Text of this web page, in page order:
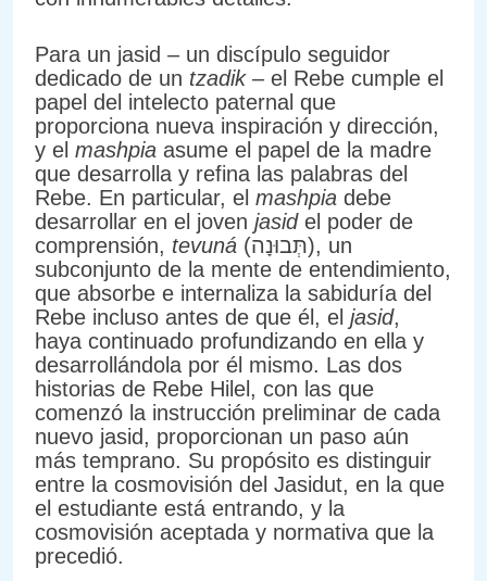
Para un jasid – un discípulo seguidor
dedicado de un tzadik– el Rebe cumple el
papel del intelecto paternal que
proporciona nueva inspiración y dirección,
y el mashpia asume el papel de la madre
que desarrolla y refina las palabras del
Rebe. En particular, el mashpia debe
desarrollar en el joven jasidel poder de
comprensión, tevuná (תְּבוּנָה), un
subconjunto de la mente de entendimiento,
que absorbe e internaliza la sabiduría del
Rebe incluso antes de que él, el jasid,
haya continuado profundizando en ella y
desarrollándola por él mismo. Las dos
historias de Rebe Hilel, con las que
comenzó la instrucción preliminar de cada
nuevo jasid, proporcionan un paso aún
más temprano. Su propósito es distinguir
entre la cosmovisión del Jasidut, en la que
el estudiante está entrando, y la
cosmovisión aceptada y normativa que la
precedió.